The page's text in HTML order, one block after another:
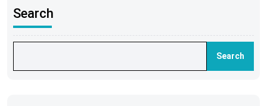
Search
Search